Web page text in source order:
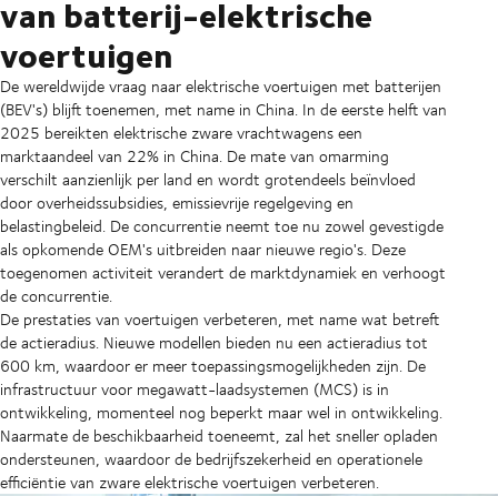
van batterij-elektrische
voertuigen
De wereldwijde vraag naar elektrische voertuigen met batterijen
(BEV's) blijft toenemen, met name in China. In de eerste helft van
2025 bereikten elektrische zware vrachtwagens een
marktaandeel van 22% in China. De mate van omarming
verschilt aanzienlijk per land en wordt grotendeels beïnvloed
door overheidssubsidies, emissievrije regelgeving en
belastingbeleid. De concurrentie neemt toe nu zowel gevestigde
als opkomende OEM's uitbreiden naar nieuwe regio's. Deze
toegenomen activiteit verandert de marktdynamiek en verhoogt
de concurrentie.
De prestaties van voertuigen verbeteren, met name wat betreft
de actieradius. Nieuwe modellen bieden nu een actieradius tot
600 km, waardoor er meer toepassingsmogelijkheden zijn. De
infrastructuur voor megawatt-laadsystemen (MCS) is in
ontwikkeling, momenteel nog beperkt maar wel in ontwikkeling.
Naarmate de beschikbaarheid toeneemt, zal het sneller opladen
ondersteunen, waardoor de bedrijfszekerheid en operationele
efficiëntie van zware elektrische voertuigen verbeteren.